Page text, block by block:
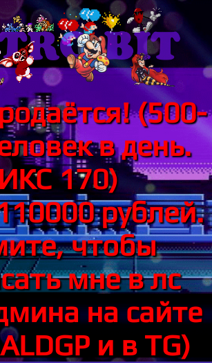
(500-
в день.
170)
рублей.
чтобы
мне в лс
на сайте
и в TG)